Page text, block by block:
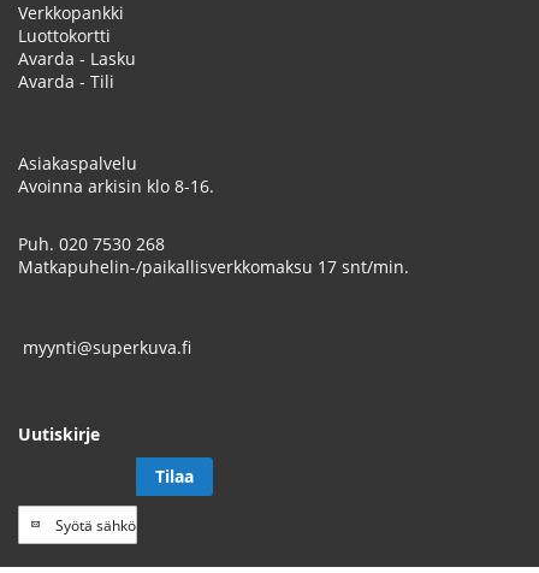
Verkkopankki
Luottokortti
Avarda - Lasku
Avarda - Tili
Asiakaspalvelu
Avoinna arkisin klo 8-16.
Puh. 020 7530 268
Matkapuhelin-/paikallisverkkomaksu 17 snt/min.
myynti@superkuva.fi
Uutiskirje
Tilaa
uutiskirje
Tilaa